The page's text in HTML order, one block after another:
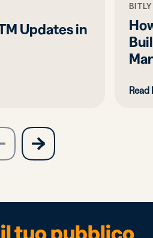
Updates in
Read
next
slide